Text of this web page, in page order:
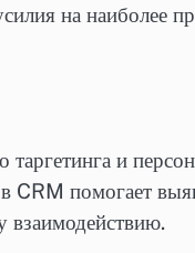
на наиболее
таргетинга и
CRM помогает
взаимодействию.